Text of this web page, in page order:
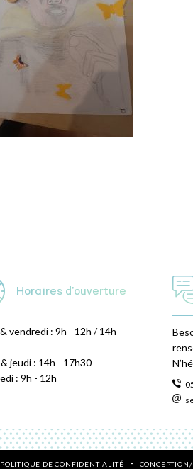
Horaires d'ouverture
vendredi : 9h - 12h / 14h -
jeudi : 14h - 17h30
: 9h - 12h
POLITIQUE DE CONFIDENTIALITÉ